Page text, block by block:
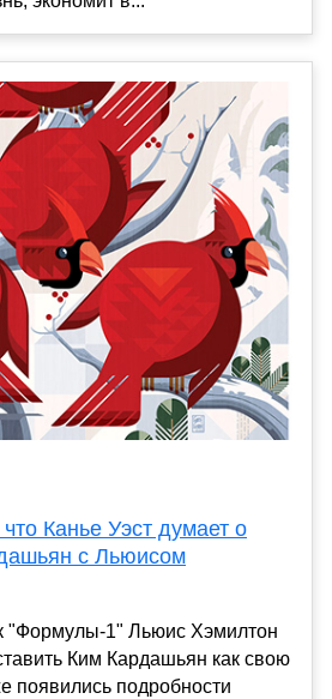
Канье Уэст думает о
с Льюисом
"Формулы-1" Льюис Хэмилтон
Ким Кардашьян как свою
появились подробности